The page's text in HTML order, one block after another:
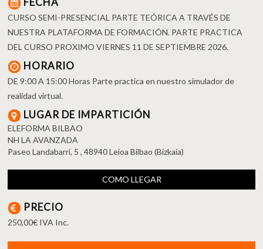
CURSO SEMI-PRESENCIAL PARTE TEÓRICA A TRAVÉS DE
NUESTRA PLATAFORMA DE FORMACIÓN. PARTE PRACTICA
DEL CURSO PROXIMO VIERNES 11 DE SEPTIEMBRE 2026.
HORARIO
DE 9:00 A 15:00 Horas Parte practica en nuestro simulador de
realidad virtual.
LUGAR DE IMPARTICIÓN
ELEFORMA BILBAO
NH LA AVANZADA
Paseo Landabarri, 5 , 48940 Leioa Bilbao (Bizkaia)
COMO LLEGAR
PRECIO
250,00€ IVA Inc.